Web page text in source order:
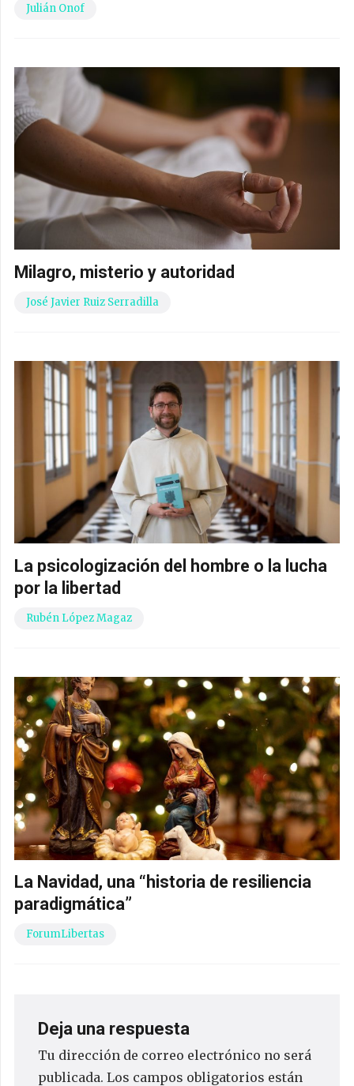
Julián Onof
Milagro, misterio y autoridad
José Javier Ruiz Serradilla
La psicologización del hombre o la lucha
por la libertad
Rubén López Magaz
La Navidad, una “historia de resiliencia
paradigmática”
ForumLibertas
Deja una respuesta
Tu dirección de correo electrónico no será
publicada. Los campos obligatorios están